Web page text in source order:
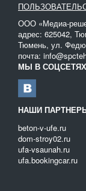
ООО «Медиа-
адрес: 625042,
Тюмень, ул.
почта:
МЫ В СОЦСЕТЯХ
НАШИ
beton-v-ufe.ru
dom-stroy02.ru
ufa-vsaunah.ru
ufa.bookingcar.ru